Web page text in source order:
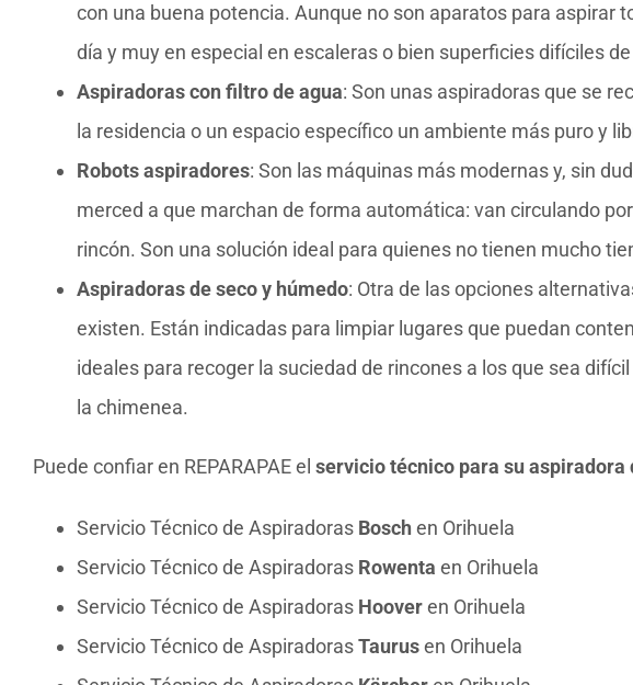
con una buena potencia. Aunque no son aparatos para aspirar
día y muy en especial en escaleras o bien superficies difíciles
Aspiradoras con filtro de agua: Son unas aspiradoras que se
la residencia o un espacio específico un ambiente más puro y
Robots aspiradores: Son las máquinas más modernas y, sin
merced a que marchan de forma automática: van circulando
rincón. Son una solución ideal para quienes no tienen mucho
Aspiradoras de seco y húmedo: Otra de las opciones
existen. Están indicadas para limpiar lugares que puedan
ideales para recoger la suciedad de rincones a los que sea
la chimenea.
Puede confiar en REPARAPAE el servicio técnico para su
Servicio Técnico de Aspiradoras Boschen Orihuela
Servicio Técnico de Aspiradoras Rowenta en Orihuela
Servicio Técnico de Aspiradoras Hooveren Orihuela
Servicio Técnico de AspiradorasTaurusen Orihuela